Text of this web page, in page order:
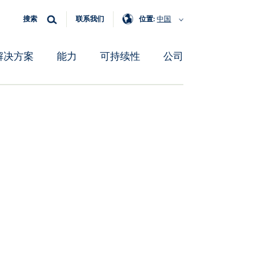
搜索 联系我们 位置:中国
决方案 能力 可持续性 公司